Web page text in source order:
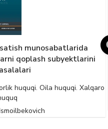
munosabatlarida
qoplash subyektlarini
huquqi. Oila huquqi. Xalqaro